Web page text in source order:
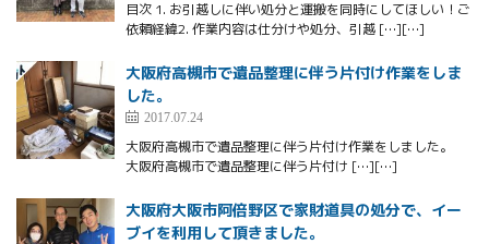
目次 1. お引越しに伴い処分と運搬を同時にしてほしい！ご
依頼経緯2. 作業内容は仕分けや処分、引越 […][…]
大阪府高槻市で遺品整理に伴う片付け作業をしま
した。
2017.07.24
大阪府高槻市で遺品整理に伴う片付け作業をしました。
大阪府高槻市で遺品整理に伴う片付け […][…]
大阪府大阪市阿倍野区で家財道具の処分で、イー
ブイを利用して頂きました。